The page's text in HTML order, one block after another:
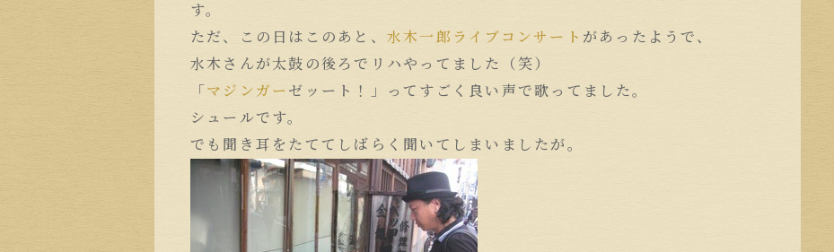
す。
ただ、この日はこのあと、 水木一郎 ライブコンサート があったようで、
水木さんが太鼓の後ろでリハやってました（笑）
「マジンガーゼッート！」ってすごく良い声で歌ってました。
シュールです。
でも聞き耳をたててしばらく聞いてしまいましたが。